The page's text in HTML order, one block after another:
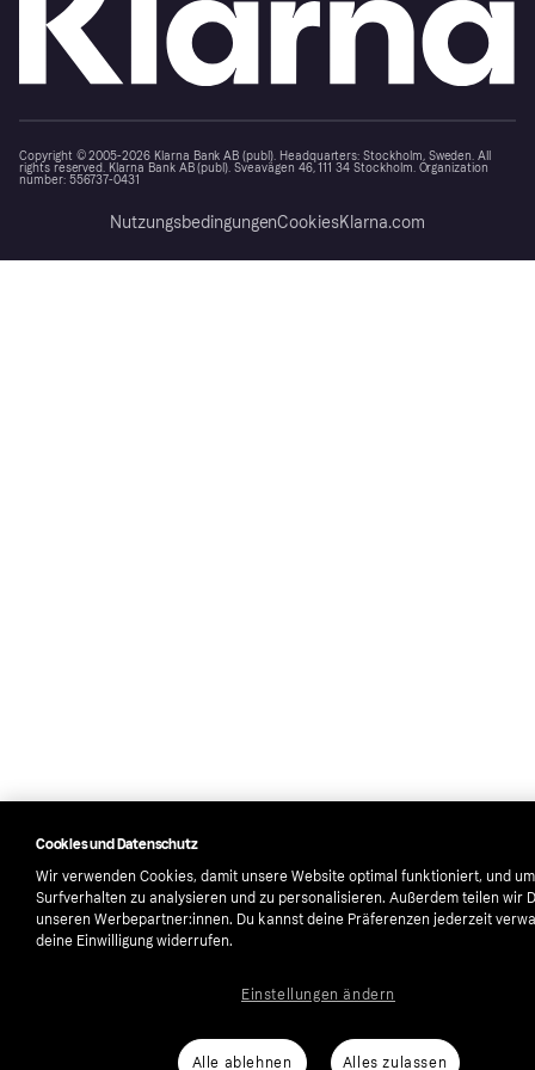
Copyright © 2005-2026 Klarna Bank AB (publ). Headquarters: Stockholm, Sweden. All
rights reserved. Klarna Bank AB (publ). Sveavägen 46, 111 34 Stockholm. Organization
number: 556737-0431
NutzungsbedingungenCookiesKlarna.com
Cookies und Datenschutz
Wir verwenden Cookies, damit unsere Website optimal funktioniert, und
Surfverhalten zu analysieren und zu personalisieren. Außerdem teilen wir
unseren Werbepartner:innen. Du kannst deine Präferenzen jederzeit
deine Einwilligung widerrufen.
Alle ablehnen Alles zulassen
Einstellungen ändern